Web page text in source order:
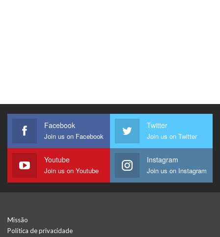
Facebook
Join us on Facebook
Twitter
Join us on Twitter
Youtube
Join us on Youtube
Instagram
Join us on Instagram
Missão
Política de privacidade